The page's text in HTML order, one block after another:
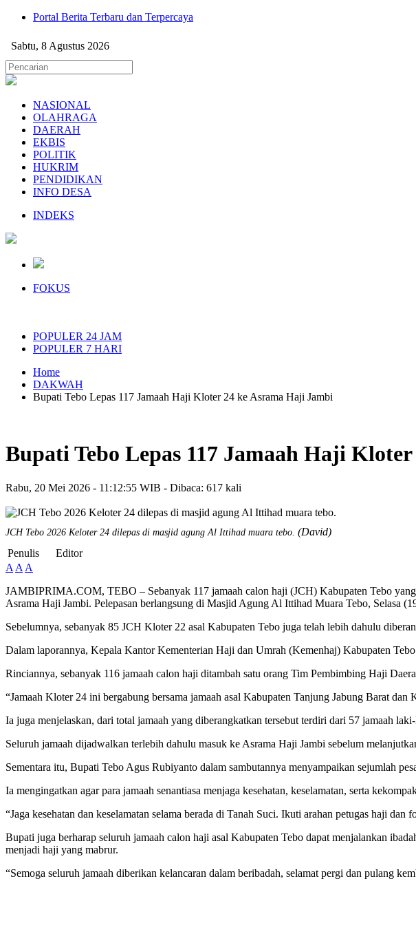
Portal Berita Terbaru dan Terpercaya
Sabtu, 8 Agustus 2026
NASIONAL
OLAHRAGA
DAERAH
EKBIS
POLITIK
HUKRIM
PENDIDIKAN
INFO DESA
INDEKS
FOKUS
POPULER 24 JAM
POPULER 7 HARI
Home
DAKWAH
Bupati Tebo Lepas 117 Jamaah Haji Kloter 24 ke Asrama Haji Jambi
Bupati Tebo Lepas 117 Jamaah Haji
Rabu, 20 Mei 2026 - 11:12:55 WIB - Dibaca: 617 kali
JCH Tebo 2026 Keloter 24 dilepas di masjid agung Al Ittihad muara tebo. (David)
Penulis
Editor
A A A
JAMBIPRIMA.COM, TEBO – Sebanyak 117 jamaah calon haji (JCH) Kabupaten Tebo
Asrama Haji Jambi. Pelepasan berlangsung di Masjid Agung Al Ittihad Muara Tebo, Selasa
Sebelumnya, sebanyak 85 JCH Kloter 22 asal Kabupaten Tebo juga telah lebih dahulu
Dalam laporannya, Kepala Kantor Kementerian Haji dan Umrah (Kemenhaj) Kabupaten
Rinciannya, sebanyak 116 jamaah calon haji ditambah satu orang Tim Pembimbing Haji
“Jamaah Kloter 24 ini bergabung bersama jamaah asal Kabupaten Tanjung Jabung Barat dan
Ia juga menjelaskan, dari total jamaah yang diberangkatkan tersebut terdiri dari 57 jamaah
Seluruh jamaah dijadwalkan terlebih dahulu masuk ke Asrama Haji Jambi sebelum
Sementara itu, Bupati Tebo Agus Rubiyanto dalam sambutannya menyampaikan sejumlah
Ia mengingatkan agar para jamaah senantiasa menjaga kesehatan, keselamatan, serta
“Jaga kesehatan dan keselamatan selama berada di Tanah Suci. Ikuti arahan petugas haji
Bupati juga berharap seluruh jamaah calon haji asal Kabupaten Tebo dapat menjalankan
menjadi haji yang mabrur.
“Semoga seluruh jamaah diberikan kelancaran dalam beribadah, selamat pergi dan pulang